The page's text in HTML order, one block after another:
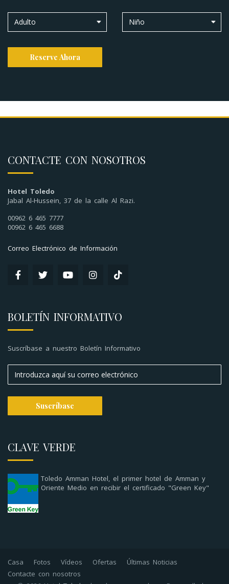
Adulto Niño
Reserve Ahora
CONTACTE CON NOSOTROS
Hotel Toledo
Jabal Al-Hussein, 37 de la calle Al Razi.
00962 6 465 7777
00962 6 465 6688
Correo Electrónico de Información
BOLETÍN INFORMATIVO
Suscríbase a nuestro Boletín Informativo
CLAVE VERDE
Toledo Amman Hotel, el primer hotel de Amman y
Oriente Medio en recibir el certificado "Green Key"
Casa Fotos Vídeos Ofertas
Últimas Noticias
Contacte con nosotros